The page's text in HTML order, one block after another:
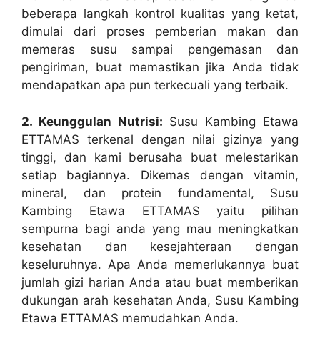
beberapa langkah kontrol kualitas yang ketat,
dimulai dari proses pemberian makan dan
memeras susu sampai pengemasan dan
pengiriman, buat memastikan jika Anda tidak
mendapatkan apa pun terkecuali yang terbaik.
2. Keunggulan Nutrisi: Susu Kambing Etawa
ETTAMAS terkenal dengan nilai gizinya yang
tinggi, dan kami berusaha buat melestarikan
setiap bagiannya. Dikemas dengan vitamin,
mineral, dan protein fundamental, Susu
Kambing Etawa ETTAMAS yaitu pilihan
sempurna bagi anda yang mau meningkatkan
kesehatan dan kesejahteraan dengan
keseluruhnya. Apa Anda memerlukannya buat
jumlah gizi harian Anda atau buat memberikan
dukungan arah kesehatan Anda, Susu Kambing
Etawa ETTAMAS memudahkan Anda.